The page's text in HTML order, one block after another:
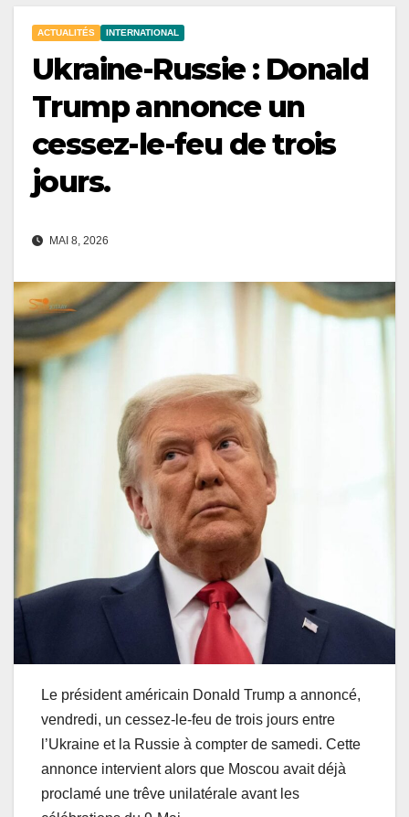
ACTUALITÉS INTERNATIONAL
Ukraine-Russie : Donald
Trump annonce un
cessez-le-feu de trois
jours.
MAI 8, 2026
Le président américain Donald Trump a annoncé,
vendredi, un cessez-le-feu de trois jours entre
l’Ukraine et la Russie à compter de samedi. Cette
annonce intervient alors que Moscou avait déjà
proclamé une trêve unilatérale avant les